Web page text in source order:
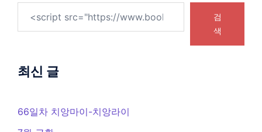
검
색
최신 글
66일차 치앙마이-치앙라이